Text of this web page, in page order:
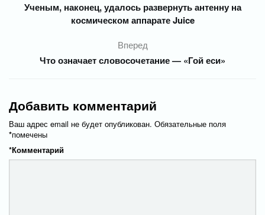
Ученым, наконец, удалось развернуть антенну на
космическом аппарате Juice
Вперед
Что означает словосочетание — «Гой еси»
Добавить комментарий
Ваш адрес email не будет опубликован. Обязательные поля
помечены
*
Комментарий
*